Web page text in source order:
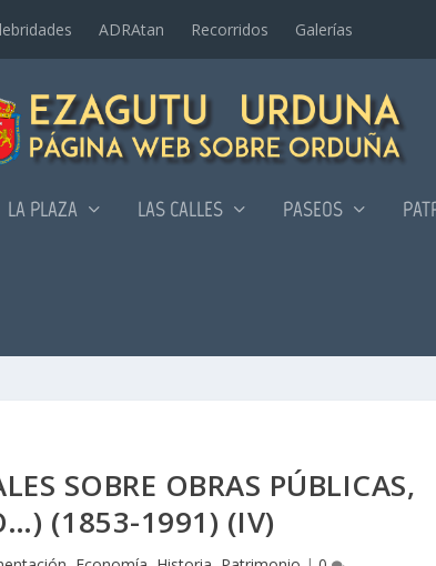
ADRAtan Recorridos Galerí­as
LA PLAZA LAS CALLES PASEOS
SOBRE OBRAS PÚBLICAS,
(1853-1991) (IV)